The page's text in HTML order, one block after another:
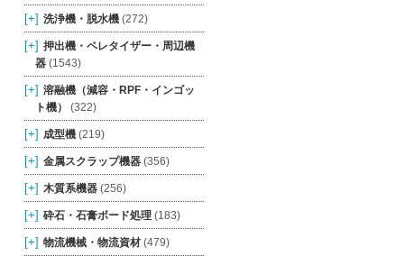
[+] 洗浄機・脱水機(272)
[+] 押出機・ペレタイザー・周辺機
器(1543)
[+] 溶融機（減容・RPF・インゴッ
ト機）
(322)
[+] 成型機(219)
[+] 金属スクラップ機器(356)
[+] 木質系機器(256)
[+] 砕石・石膏ボード処理(183)
[+] 物流機械・物流資材(479)